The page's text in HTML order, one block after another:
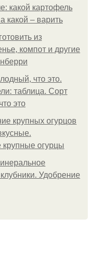
какой картофель
какой – варить
из
компот и другие
что это.
таблица. Сорт
это
крупных огурцов
огурцы
Удобрение